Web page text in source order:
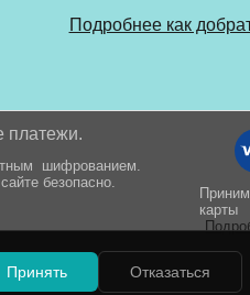
Подробнее как
платежи.
шифрованием.
безопасно.
Принять Отказаться